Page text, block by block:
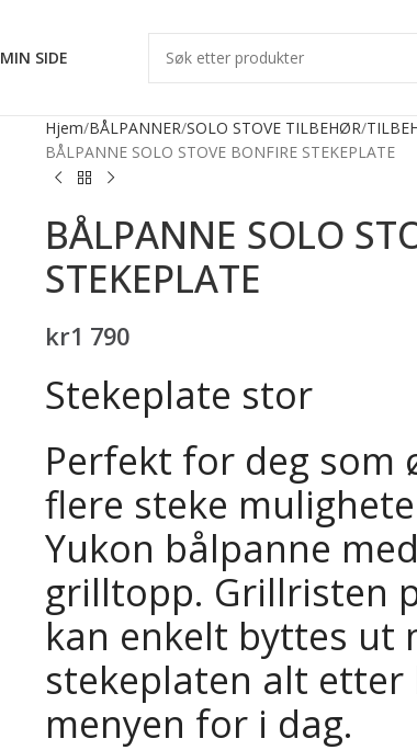
MIN SIDE
Hjem BÅLPANNER SOLO STOVE TILBEHØR
BÅLPANNE SOLO STOVE BONFIRE STEKEPLATE
BÅLPANNE SOLO
STEKEPLATE
kr1 790
Stekeplate stor
Perfekt for deg som
flere steke
Yukon bålpanne
grilltopp. Grillristen
kan enkelt byttes ut
stekeplaten alt etter
menyen for i dag.